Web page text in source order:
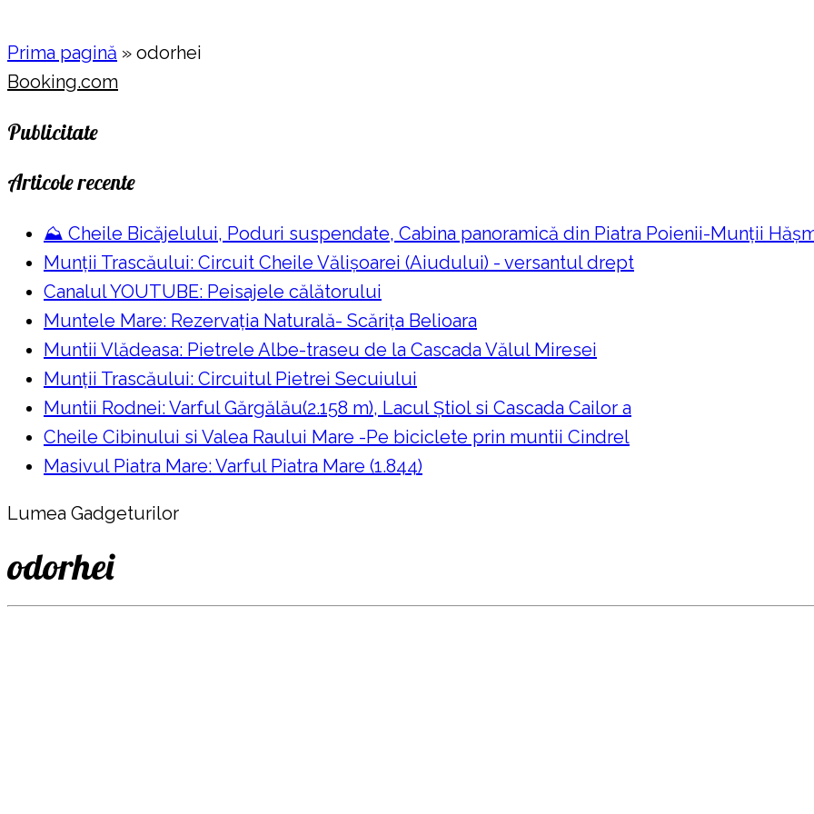
Prima pagină » odorhei
Booking.com
Publicitate
Articole recente
⛰️ Cheile Bicăjelului, Poduri suspendate, Cabina panoramică din Piatra Poienii-Munții
Munții Trascăului: Circuit Cheile Vălișoarei (Aiudului) - versantul drept
Canalul YOUTUBE: Peisajele călătorului
Muntele Mare: Rezervaţia Naturală- Scăriţa Belioara
Muntii Vlădeasa: Pietrele Albe-traseu de la Cascada Vălul Miresei
Munții Trascăului: Circuitul Pietrei Secuiului
Muntii Rodnei: Varful Gărgălău(2.158 m), Lacul Ştiol si Cascada Cailor a
Cheile Cibinului si Valea Raului Mare -Pe biciclete prin muntii Cindrel
Masivul Piatra Mare: Varful Piatra Mare (1.844)
Lumea Gadgeturilor
odorhei